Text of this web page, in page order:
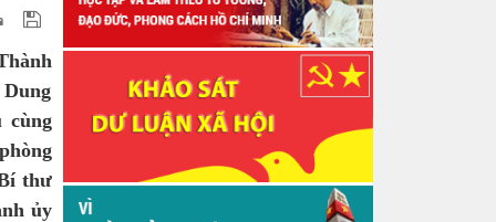
cùng
thư
ủy